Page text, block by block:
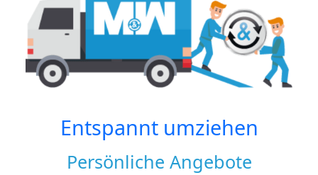
Entspannt umziehen
Persönliche Angebote